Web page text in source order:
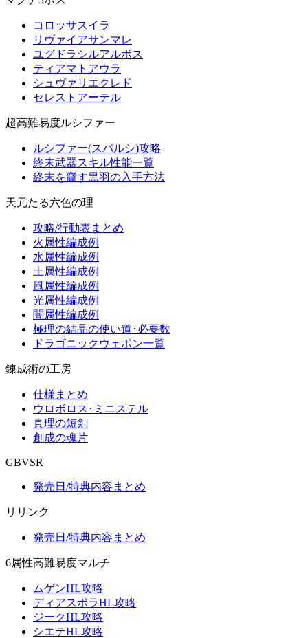
コロッサスイラ
リヴァイアサンマレ
ユグドラシルアルボス
ティアマトアウラ
シュヴァリエクレド
セレストアーテル
超高難易度ルシファー
ルシファー(スパルシ)攻略
終末武器スキル性能一覧
終末を齎す黒羽の入手方法
天元たる六色の理
攻略/行動表まとめ
火属性編成例
水属性編成例
土属性編成例
風属性編成例
光属性編成例
闇属性編成例
極理の結晶の使い道･必要数
ドラゴニックウェポン一覧
錬成術の工房
仕様まとめ
ウロボロス･ミニステル
真理の短剣
創成の魂片
GBVSR
発売日/特典内容まとめ
リリンク
発売日/特典内容まとめ
6属性高難易度マルチ
ムゲンHL攻略
ディアスポラHL攻略
ジークHL攻略
シエテHL攻略